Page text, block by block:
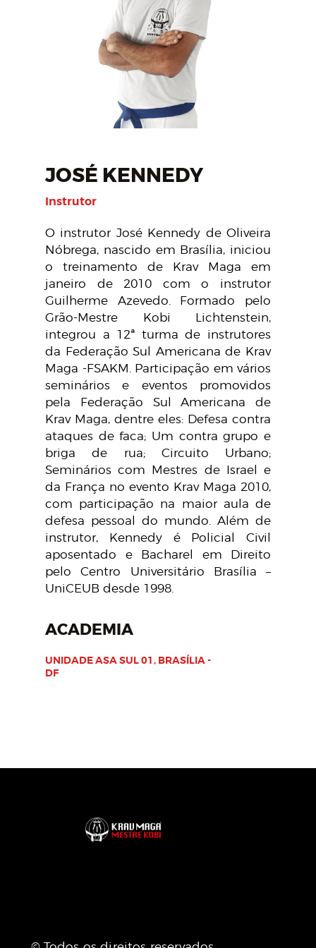
JOSÉ KENNEDY
Instrutor
O instrutor José Kennedy de Oliveira
Nóbrega, nascido em Brasília, iniciou
o treinamento de Krav Maga em
janeiro de 2010 com o instrutor
Guilherme Azevedo. Formado pelo
Grão-Mestre Kobi Lichtenstein,
integrou a 12ª turma de instrutores
da Federação Sul Americana de Krav
Maga -FSAKM. Participação em vários
seminários e eventos promovidos
pela Federação Sul Americana de
Krav Maga, dentre eles: Defesa contra
ataques de faca; Um contra grupo e
briga de rua; Circuito Urbano;
Seminários com Mestres de Israel e
da França no evento Krav Maga 2010,
com participação na maior aula de
defesa pessoal do mundo. Além de
instrutor, Kennedy é Policial Civil
aposentado e Bacharel em Direito
pelo Centro Universitário Brasília –
UniCEUB desde 1998.
ACADEMIA
UNIDADE ASA SUL 01, BRASÍLIA -
DF